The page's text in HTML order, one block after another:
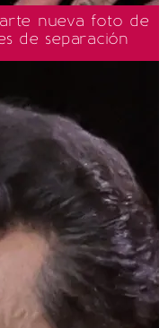
nueva foto de
de separación